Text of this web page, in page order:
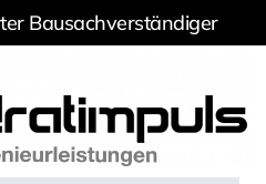
Bausachverständiger